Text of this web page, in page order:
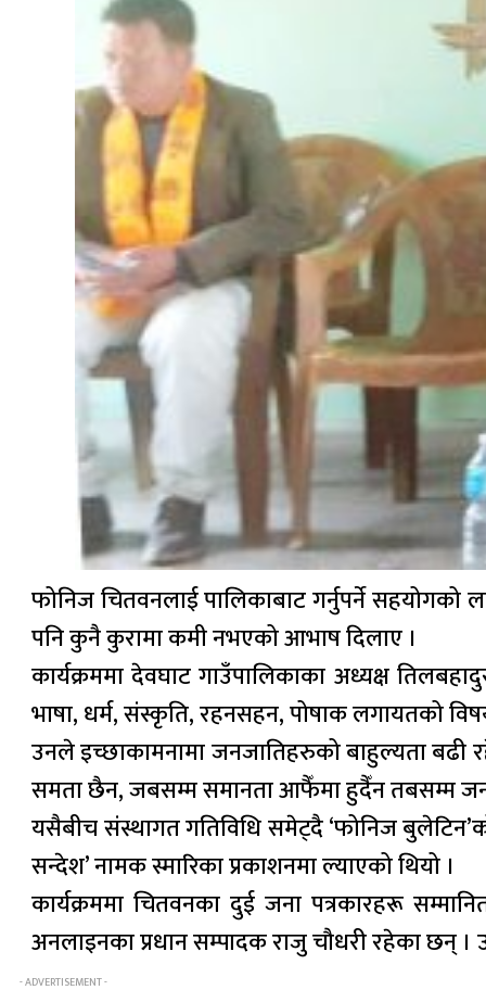
फोनिज चितवनलाई पालिकाबाट गर्नुपर्ने सहयोगको
पनि कुनै कुरामा कमी नभएको आभाष दिलाए ।
कार्यक्रममा देवघाट गाउँपालिकाका अध्यक्ष
भाषा, धर्म, संस्कृति, रहनसहन, पोषाक लगायतको
उनले इच्छाकामनामा जनजातिहरुको बाहुल्यता बढी
समता छैन, जबसम्म समानता आफैँमा हुदैँन तबसम्म
यसैबीच संस्थागत गतिविधि समेट्दै ‘फोनिज
सन्देश’ नामक स्मारिका प्रकाशनमा ल्याएको थियो ।
कार्यक्रममा चितवनका दुई जना पत्रकारहरू
अनलाइनका प्रधान सम्पादक राजु चौधरी रहेका छन् ।
- ADVERTISEMENT -